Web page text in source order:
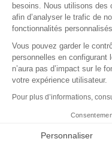
Joël HENRY
J’utilise le modèle
maison de vacances en
un air marin humide en
autre déshumidificateur
relevage. La sonde du
indique plus de 60%, ce
besoins. Nous utilisons des
afin d’analyser le trafic de
fonctionnalités
Vous pouvez garder le
personnelles en
n’aura pas d’impact sur le
votre expérience utilisateur.
Pour plus d’informations,
Personnaliser